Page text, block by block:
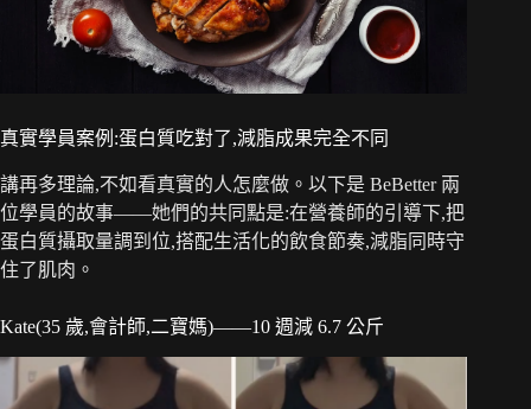
真實學員案例:蛋白質吃對了,減脂成果完全不同
講再多理論,不如看真實的人怎麼做。以下是 BeBetter 兩
位學員的故事——她們的共同點是:在營養師的引導下,把
蛋白質攝取量調到位,搭配生活化的飲食節奏,減脂同時守
住了肌肉。
Kate(35 歲,會計師,二寶媽)——10 週減 6.7 公斤